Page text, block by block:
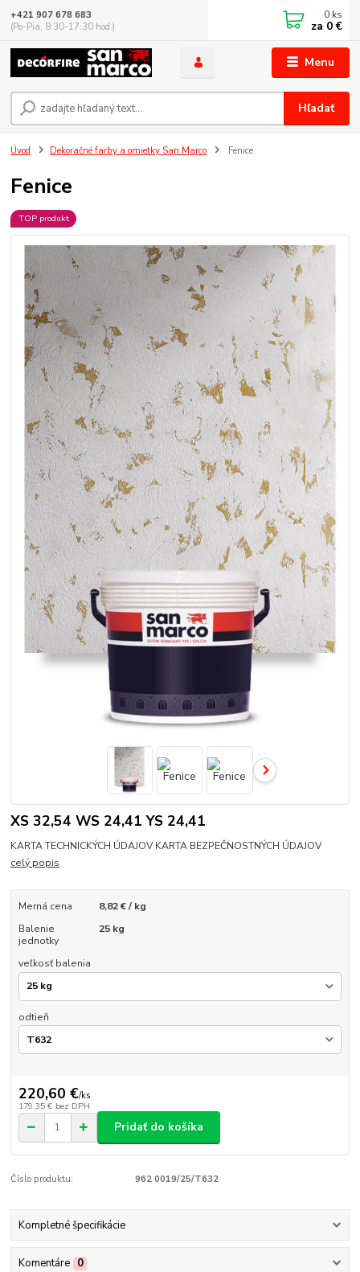
Menu
Hľadať
+421 907 678 683
(Po-Pia, 8:30-17:30 hod.)
0 ks
za 0 €
Úvod Dekoračné farby a omietky San Marco Fenice
Fenice
TOP produkt
XS 32,54 WS 24,41 YS 24,41
KARTA TECHNICKÝCH ÚDAJOV KARTA BEZPEČNOSTNÝCH ÚDAJOV
celý popis
Merná cena
8,82 € / kg
Balenie
jednotky
25 kg
veľkosť balenia
odtieň
220,60 €/ks
179,35 € bez DPH
Pridať do košíka
Číslo produktu: 962 0019/25/T632
Kompletné špecifikácie
Komentáre 0